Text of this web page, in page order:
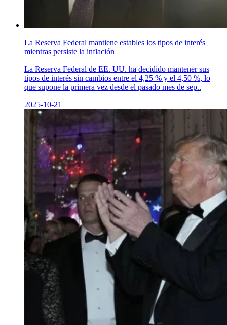
La Reserva Federal mantiene estables los tipos de interés
mientras persiste la inflación
La Reserva Federal de EE. UU. ha decidido mantener sus
tipos de interés sin cambios entre el 4,25 % y el 4,50 %, lo
que supone la primera vez desde el pasado mes de sep..
2025-10-21